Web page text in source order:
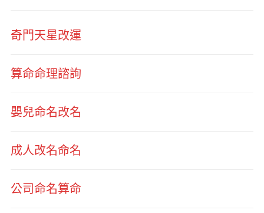
奇門天星改運
算命命理諮詢
嬰兒命名改名
成人改名命名
公司命名算命